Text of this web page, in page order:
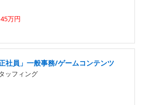
万円
社員」一般事務/ゲームコンテンツ
ッフィング